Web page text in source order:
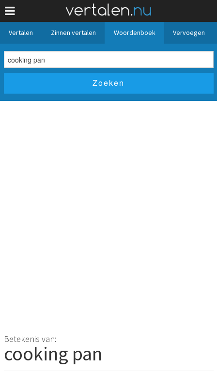
Vertalen Zinnen vertalen Woordenboek Vervoegen
Betekenis van:
cooking pan